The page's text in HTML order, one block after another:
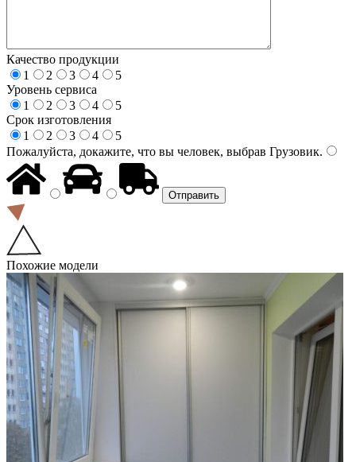
Качество продукции
1
2 3 4
5
Уровень сервиса
1
2 3 4
5
Срок изготовления
1
2 3 4
5
Пожалуйста, докажите, что вы человек, выбрав Грузовик.
Похожие модели